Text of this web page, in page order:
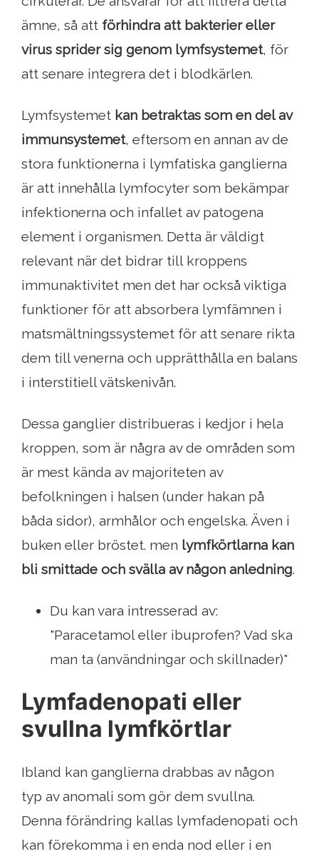
ämne, så att förhindra att bakterier eller
virus sprider sig genom lymfsystemet, för
att senare integrera det i blodkärlen.
Lymfsystemet kan betraktas som en del av
immunsystemet, eftersom en annan av de
stora funktionerna i lymfatiska ganglierna
är att innehålla lymfocyter som bekämpar
infektionerna och infallet av patogena
element i organismen. Detta är väldigt
relevant när det bidrar till kroppens
immunaktivitet men det har också viktiga
funktioner för att absorbera lymfämnen i
matsmältningssystemet för att senare rikta
dem till venerna och upprätthålla en balans
i interstitiell vätskenivån.
Dessa ganglier distribueras i kedjor i hela
kroppen, som är några av de områden som
är mest kända av majoriteten av
befolkningen i halsen (under hakan på
båda sidor), armhålor och engelska. Även i
buken eller bröstet. men lymfkörtlarna kan
bli smittade och svälla av någon anledning.
Du kan vara intresserad av:
"Paracetamol eller ibuprofen? Vad ska
man ta (användningar och skillnader)"
Lymfadenopati eller
svullna lymfkörtlar
Ibland kan ganglierna drabbas av någon
typ av anomali som gör dem svullna.
Denna förändring kallas lymfadenopati och
kan förekomma i en enda nod eller i en